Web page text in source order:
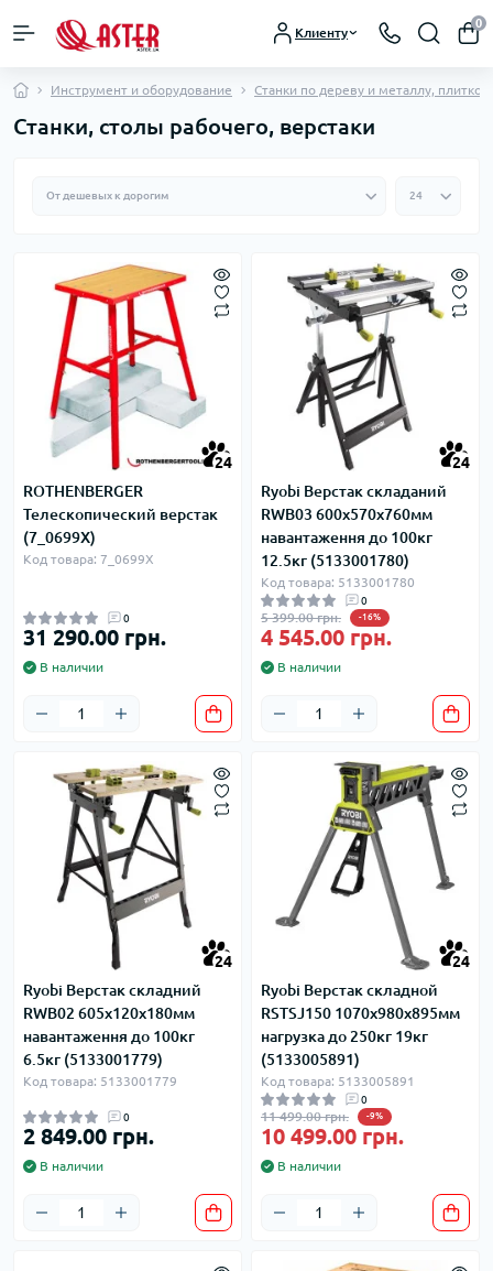
Клиенту
0
Инструмент и оборудование Станки по дереву и металлу,
Станки, столы рабочего, верстаки
24
ROTHENBERGER
Телескопический верстак
(7_0699X)
Код товара: 7_0699X
0
31 290.00 грн.
В наличии
24
Ryobi Верстак складаний
RWB03 600х570х760мм
навантаження до 100кг
12.5кг (5133001780)
Код товара: 5133001780
0
5 399.00 грн. -16%
4 545.00 грн.
В наличии
24
Ryobi Верстак складний
RWB02 605x120x180мм
навантаження до 100кг
6.5кг (5133001779)
Код товара: 5133001779
0
2 849.00 грн.
В наличии
24
Ryobi Верстак складной
RSTSJ150 1070х980х895мм
нагрузка до 250кг 19кг
(5133005891)
Код товара: 5133005891
0
11 499.00 грн. -9%
10 499.00 грн.
В наличии